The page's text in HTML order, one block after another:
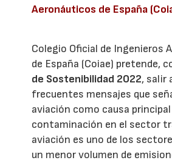
Aeronáuticos de España
Colegio Oficial de Ingenieros
de España (Coiae) pretende,
de Sostenibilidad 2022, salir
frecuentes mensajes que
aviación como causa principal
contaminación en el sector
aviación es uno de los
un menor volumen de